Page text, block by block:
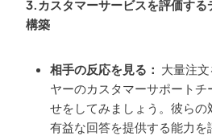
3.カスタマーサービスを評価する
構築
相手の反応を見る： 大量注
ヤーのカスタマーサポート
せをしてみましょう。彼ら
有益な回答を提供する能力を